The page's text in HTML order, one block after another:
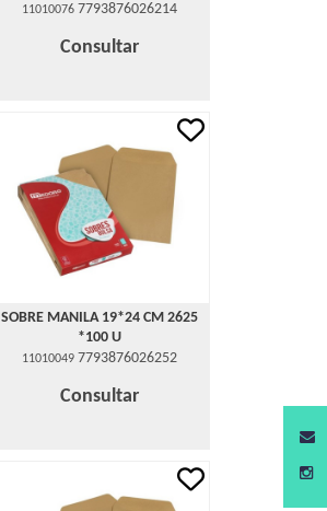
11010076 7793876026214
Consultar
SOBRE MANILA 19*24 CM 2625
*100 U
11010049 7793876026252
Consultar